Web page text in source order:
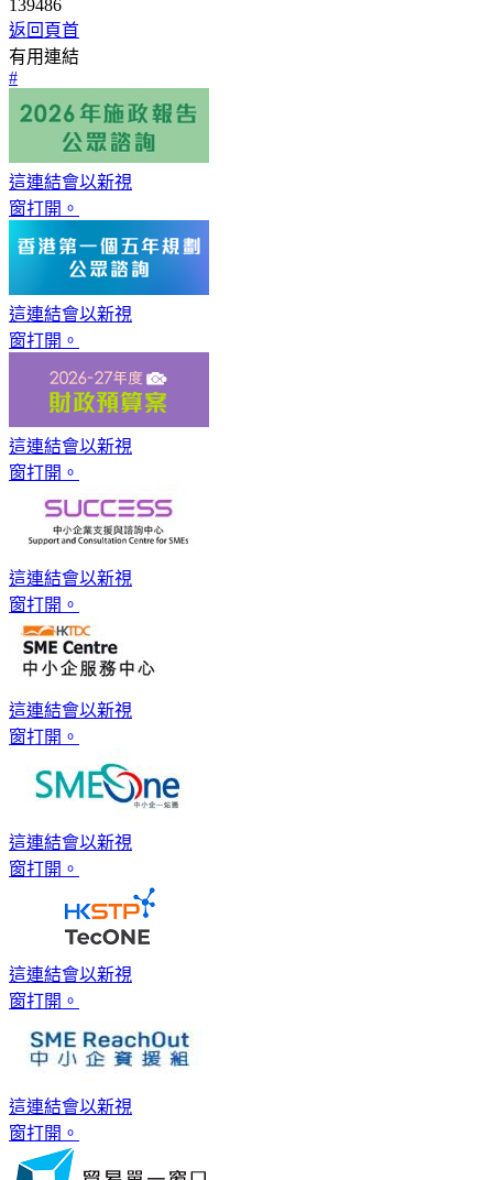
139486
返回頁首
有用連結
#
這連結會以新視
窗打開。
這連結會以新視
窗打開。
這連結會以新視
窗打開。
這連結會以新視
窗打開。
這連結會以新視
窗打開。
這連結會以新視
窗打開。
這連結會以新視
窗打開。
這連結會以新視
窗打開。